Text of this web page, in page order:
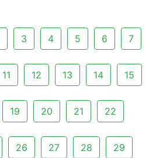
3 4 5 6 7
11 12 13 14 15
19 20 21 22
26 27 28 29